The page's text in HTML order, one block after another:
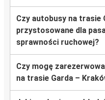
Czy autobusy na trasie
przystosowane dla
sprawności ruchowej?
Czy mogę
na trasie Garda –